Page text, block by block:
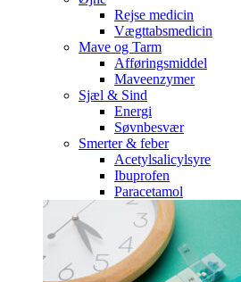
Rejse medicin
Vægttabsmedicin
Mave og Tarm
Afføringsmiddel
Maveenzymer
Sjæl & Sind
Energi
Søvnbesvær
Smerter & feber
Acetylsalicylsyre
Ibuprofen
Paracetamol